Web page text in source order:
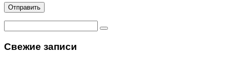
Свежие записи